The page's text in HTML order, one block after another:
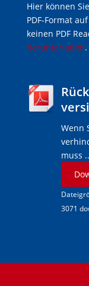
Hier können
PDF-Format
keinen PDF
herunterladen.
Wenn
muss
3071